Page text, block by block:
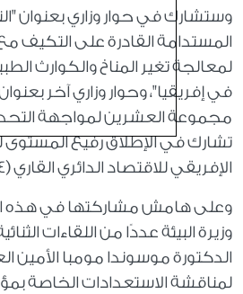
وستشارك في حوار وزاري بعنوان
المستدامة القادرة على التكيف
لمعالجة تغير المناخ والكوارث
في إفريقيا"، وحوار وزاري آخر
مجموعة العشرين لمواجهة
تشارك في الإطلاق رفيع
الإفريقي للاقتصاد الدائري القاري (2024 - 2034).
وعلى هامش مشاركتها في هذه
وزيرة البيئة عددًا من اللقاءات
الدكتورة موسوندا مومبا الأمين